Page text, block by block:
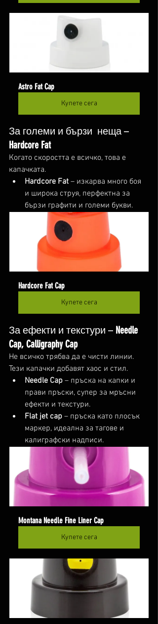
Astro Fat Cap
Купете сега
За големи и бързи  неща –
Hardcore Fat
Когато скоростта е всичко, това е
капачката.
Hardcore Fat – изкарва много боя
и широка струя, перфектна за
бързи графити и големи букви.
Hardcore Fat Cap
Купете сега
За ефекти и текстури – Needle
Cap, Calligraphy Cap
Не всичко трябва да е чисти линии.
Тези капачки добавят хаос и стил.
Needle Cap – пръска на капки и
прави пръски, супер за мръсни
ефекти и текстури.
Flat jet cap – пръска като плосък
маркер, идеална за тагове и
калиграфски надписи.
Montana Needle Fine Liner Cap
Купете сега